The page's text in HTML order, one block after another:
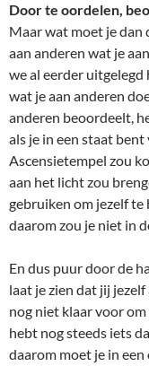
Door te oordelen,
Maar wat moet je dan
aan anderen wat je
we al eerder
wat je aan anderen
anderen beoordeelt,
als je in een staat
Ascensietempel zou
aan het licht zou
gebruiken om jezelf te
daarom zou je niet in
En dus puur door de
laat je zien dat jij
nog niet klaar voor
hebt nog steeds iets
daarom moet je in